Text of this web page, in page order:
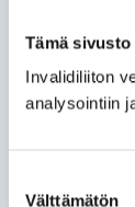
Tämä
Invalidiliiton
analysointiin
Välttämätön